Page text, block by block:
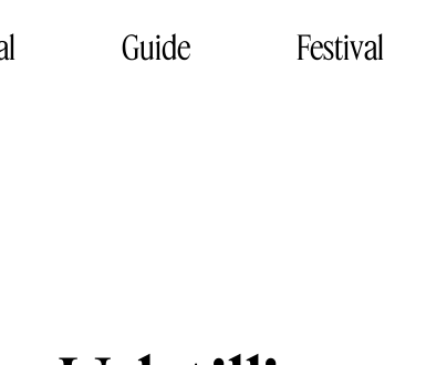
Guide Festival